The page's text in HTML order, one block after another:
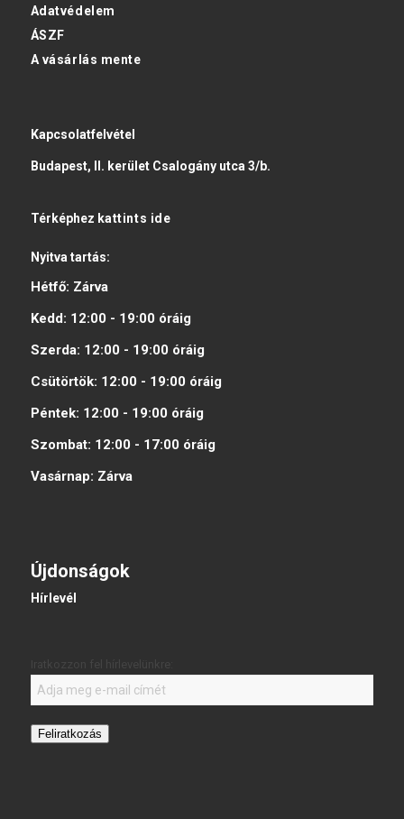
Adatvédelem
ÁSZF
A vásárlás mente
Kapcsolatfelvétel
Budapest, II. kerület Csalogány utca 3/b.
Térképhez kattints ide
Nyitva tartás:
Hétfő: Zárva
Kedd: 12:00 - 19:00 óráig
Szerda: 12:00 - 19:00 óráig
Csütörtök: 12:00 - 19:00 óráig
Péntek: 12:00 - 19:00 óráig
Szombat: 12:00 - 17:00 óráig
Vasárnap: Zárva
Újdonságok
Hírlevél
Feliratkozás